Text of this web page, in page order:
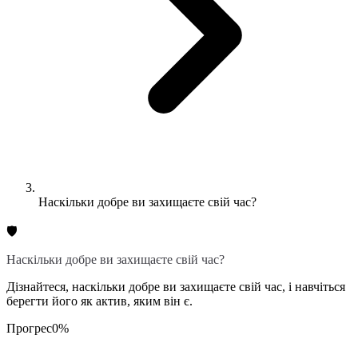
Наскільки добре ви захищаєте свій час?
🛡️
Наскільки добре ви захищаєте свій час?
Дізнайтеся, наскільки добре ви захищаєте свій час, і навчіться
берегти його як актив, яким він є.
Прогрес0%